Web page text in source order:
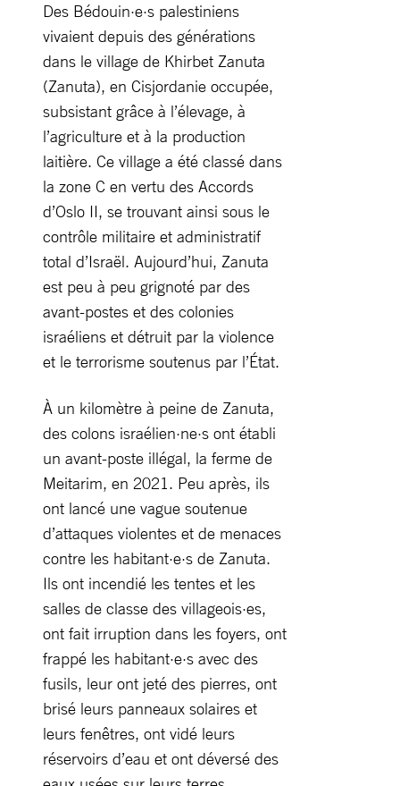
Des Bédouin·e·s palestiniens
vivaient depuis des générations
dans le village de Khirbet Zanuta
(Zanuta), en Cisjordanie occupée,
subsistant grâce à l’élevage, à
l’agriculture et à la production
laitière. Ce village a été classé dans
la zone C en vertu des Accords
d’Oslo II, se trouvant ainsi sous le
contrôle militaire et administratif
total d’Israël. Aujourd’hui, Zanuta
est peu à peu grignoté par des
avant-postes et des colonies
israéliens et détruit par la violence
et le terrorisme soutenus par l’État.
À un kilomètre à peine de Zanuta,
des colons israélien·ne·s ont établi
un avant-poste illégal, la ferme de
Meitarim, en 2021. Peu après, ils
ont lancé une vague soutenue
d’attaques violentes et de menaces
contre les habitant·e·s de Zanuta.
Ils ont incendié les tentes et les
salles de classe des villageois·es,
ont fait irruption dans les foyers, ont
frappé les habitant·e·s avec des
fusils, leur ont jeté des pierres, ont
brisé leurs panneaux solaires et
leurs fenêtres, ont vidé leurs
réservoirs d’eau et ont déversé des